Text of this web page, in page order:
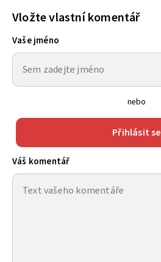
Vložte vlastní komentář
Vaše jméno
nebo
Přihlásit se
Váš komentář